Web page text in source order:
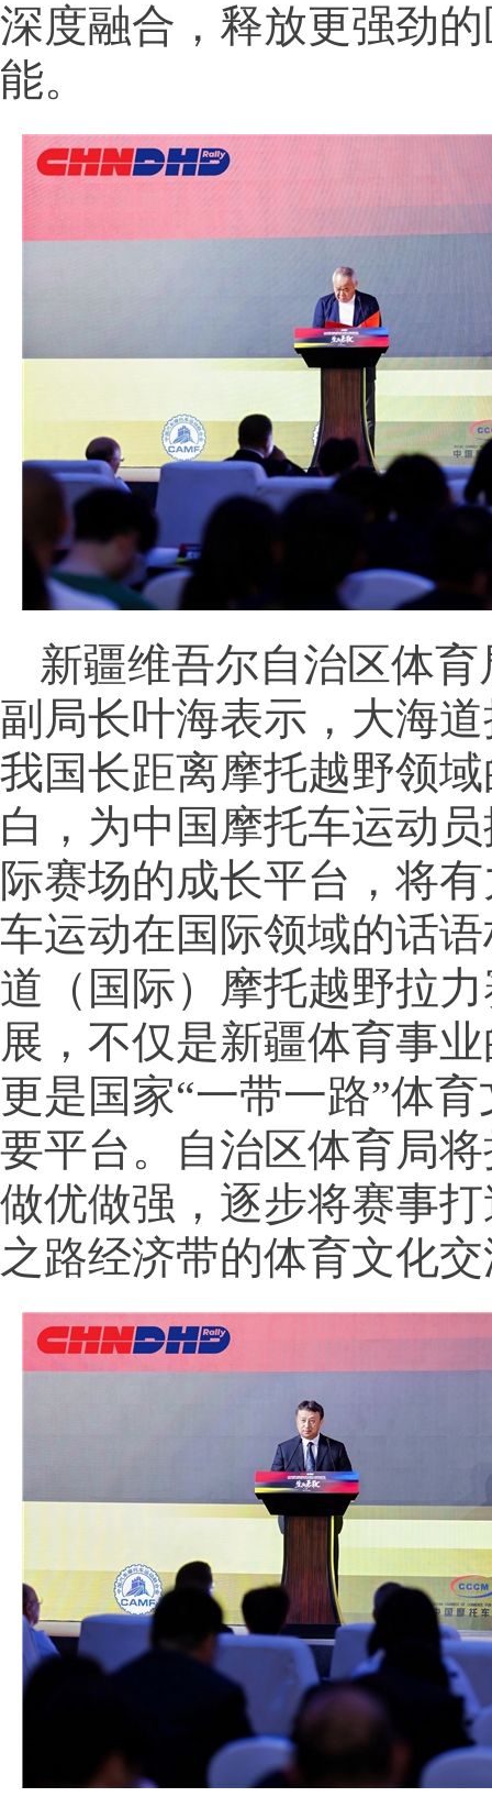
深度融合，释放更强劲
能。
新疆维吾尔自治区体
副局长叶海表示，大海
我国长距离摩托越野领
白，为中国摩托车运动
际赛场的成长平台，将
车运动在国际领域的话
道（国际）摩托越野拉
展，不仅是新疆体育事
更是国家“一带一路”体
要平台。自治区体育局
做优做强，逐步将赛事
之路经济带的体育文化